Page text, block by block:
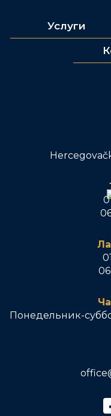
Услуги
Понедельник-